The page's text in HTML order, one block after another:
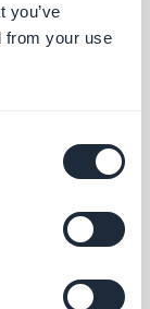
you’ve
from your use
mit einer
Console